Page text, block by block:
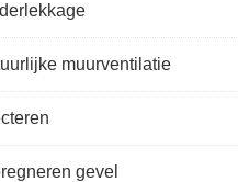
muurventilatie
gevel